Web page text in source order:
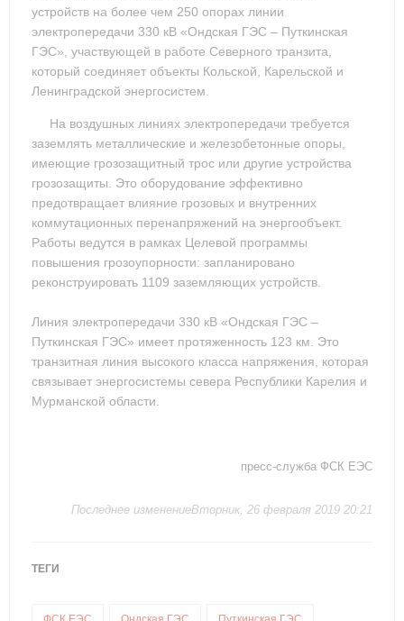
устройств на более чем 250 опорах линии
электропередачи 330 кВ «Ондская ГЭС – Путкинская
ГЭС», участвующей в работе Северного транзита,
который соединяет объекты Кольской, Карельской и
Ленинградской энергосистем.
На воздушных линиях электропередачи требуется
заземлять металлические и железобетонные опоры,
имеющие грозозащитный трос или другие устройства
грозозащиты. Это оборудование эффективно
предотвращает влияние грозовых и внутренних
коммутационных перенапряжений на энергообъект.
Работы ведутся в рамках Целевой программы
повышения грозоупорности: запланировано
реконструировать 1109 заземляющих устройств.
Линия электропередачи 330 кВ «Ондская ГЭС –
Путкинская ГЭС» имеет протяженность 123 км. Это
транзитная линия высокого класса напряжения, которая
связывает энергосистемы севера Республики Карелия и
Мурманской области.
пресс-служба ФСК ЕЭС
Последнее изменениеВторник, 26 февраля 2019 20:21
ТЕГИ